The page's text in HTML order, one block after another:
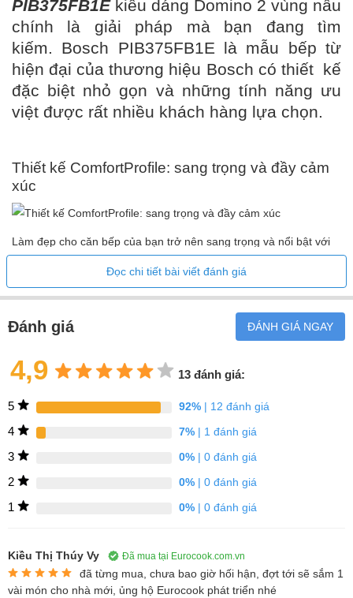
PIB375FB1Ekiểu dáng Domino 2 vùng nấu
chính là giải pháp mà bạn đang tìm
kiếm. Bosch PIB375FB1E là mẫu bếp từ
hiện đại của thương hiệu Bosch có thiết kế
đặc biệt nhỏ gọn và những tính năng ưu
việt được rất nhiều khách hàng lựa chọn.
Thiết kế ComfortProfile: sang trọng và đầy cảm
xúc
Làm đẹp cho căn bếp của bạn trở nên sang trọng và nổi bật với
thêm các mặt bếp Domino hoặc kiểu dáng mặt bếp khác. Mặt
kính Schott Ceran của bếp được sản xuất tại Mainz – Đức, một
loại gốm kính cao cấp được làm từ gốm sứ thủy tinh đặc biệt có
khả năng chịu lực, chịu nhiệt và khả năng va đập tốt, chống lại
những cú sốc nhiệt đột ngột lên đến 750°C và đặc biệt không
chứa các kim loại nặng độc hại asen và antimon rất thân thiện với
môi trường.
DirectSelect: dễ hiểu và dễ vận hành hơn.
Nhờ bảng điều khiển trực quan, bạn có thể chọn các vùng nấu và
chóng. Nó cũng có Màn hình tiêu thụ năng lượng thực tế cũng
như chức năng Khởi động lại và Khởi động lại nhanh.
Đọc chi tiết bài viết đánh giá
Đánh giá ĐÁNH GIÁ NGAY
4,9 13 đánh giá:
5 92%| 12 đánh giá
4 7%| 1 đánh giá
3 0%| 0 đánh giá
2 0%| 0 đánh giá
1 0%| 0 đánh giá
Kiều Thị Thúy Vy Đã mua tại Eurocook.com.vn
đã từng mua, chưa bao giờ hối hận, đợt tới sẽ sắm 1
vài món cho nhà mới, ủng hộ Eurocook phát triển nhé